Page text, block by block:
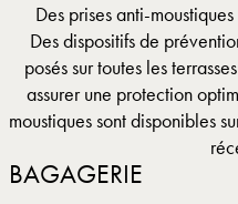
Des prises anti-
Des dispositifs de
posés sur toutes les
assurer une protection
moustiques sont disponibles
BAGAGERIE